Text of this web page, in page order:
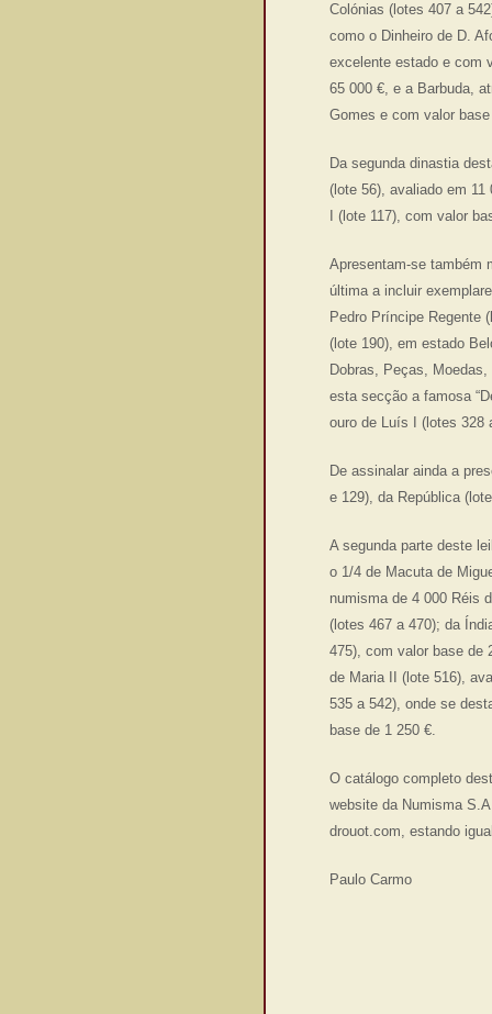
Colónias (lotes 407 a
como o Dinheiro de D.
excelente estado e com
65 000 €, e a Barbuda,
Gomes e com valor
Da segunda dinastia
(lote 56), avaliado em
I (lote 117), com valor
Apresentam-se também
última a incluir
Pedro Príncipe Regente
(lote 190), em estado
Dobras, Peças,
esta secção a famosa
ouro de Luís I (lotes 328
De assinalar ainda a
e 129), da República
A segunda parte deste
o 1/4 de Macuta de
numisma de 4 000 Réis
(lotes 467 a 470); da
475), com valor base de
de Maria II (lote 516),
535 a 542), onde se
base de 1 250 €.
O catálogo completo
website da Numisma
drouot.com, estando
Paulo Carmo